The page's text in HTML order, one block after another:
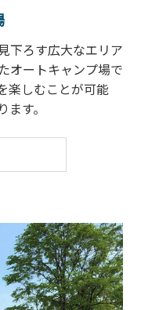
下ろす広大なエリア
オートキャンプ場で
楽しむことが可能
す。